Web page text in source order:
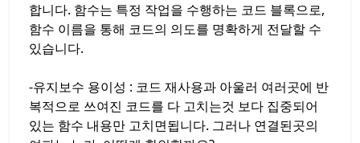
합니다. 함수는 특정 작업을 수행하는 코드 블록으로,
함수 이름을 통해 코드의 의도를 명확하게 전달할 수
있습니다.
-유지보수 용이성 : 코드 재사용과 아울러 여러곳에 반
복적으로 쓰여진 코드를 다 고치는것 보다 집중되어
있는 함수 내용만 고치면됩니다. 그러나 연결된곳의